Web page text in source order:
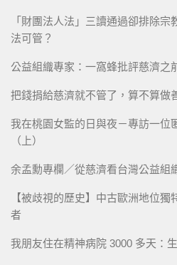
「財團法人法」三讀通過卻排除
法可管？
公益組織專家：一窩蜂批評慈濟之
把錢捐給慈濟就不管了，算不算做
我在桃園女監的日與夜－專訪一位
（上）
余孟勳專欄／從慈濟看台灣公益組
【被歧視的歷史】中古歐洲地位
者
我朋友住在精神病院 3000 多天：